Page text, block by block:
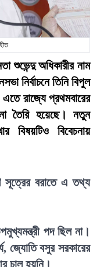
শুভেন্দু অধিকারীর নাম
নির্বাচনে তিনি বিপুল
রাজ্যে প্রথমবারের
তৈরি হয়েছে। নতুন
বিষয়টিও বিবেচনায়
সূত্রের বরাতে এ তথ্য
পদ ছিল না।
জ্যোতি বসুর সরকারের
চালু হয়নি।